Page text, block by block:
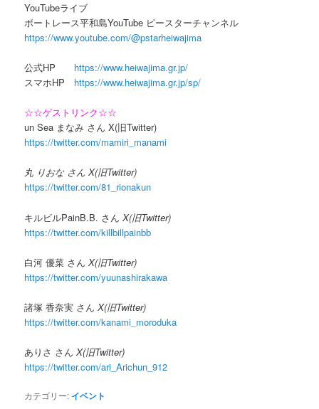
YouTubeライブ
ボートレース平和島YouTube ピースターチャンネル
https://www.youtube.com/@pstarheiwajima
公式HP https://www.heiwajima.gr.jp/
スマホHP https://www.heiwajima.gr.jp/sp/
☆☆ゲストリンク☆☆
un Sea まなみ さん X(旧Twitter)
https://twitter.com/mamiri_manami
丸 りおな さん X(旧Twitter)
https://twitter.com/81_rionakun
キルビルPainB.B. さんX(旧Twitter)
https://twitter.com/killbillpainbb
白河 優菜 さんX(旧Twitter)
https://twitter.com/yuunashirakawa
諸塚 香奈実 さんX(旧Twitter)
https://twitter.com/kanami_moroduka
ありさ さん X(旧Twitter)
https://twitter.com/ari_Arichun_912
カテゴリー: イベント